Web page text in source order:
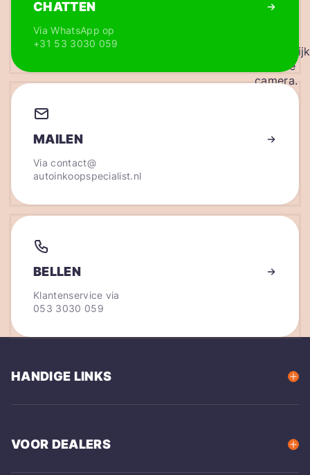
CHATTEN
Via WhatsApp op
+31 53 3030 059
MAILEN
Viacontact@
autoinkoopspecialist.nl
BELLEN
Klantenservice via
053 3030 059
HANDIGE LINKS
VOOR DEALERS